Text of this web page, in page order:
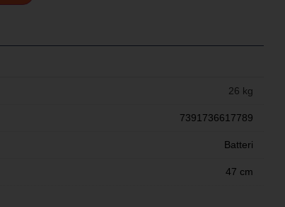
26 kg
7391736617789
Batteri
47 cm